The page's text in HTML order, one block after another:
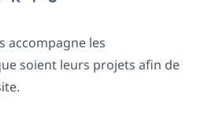
accompagne les
soient leurs projets afin de